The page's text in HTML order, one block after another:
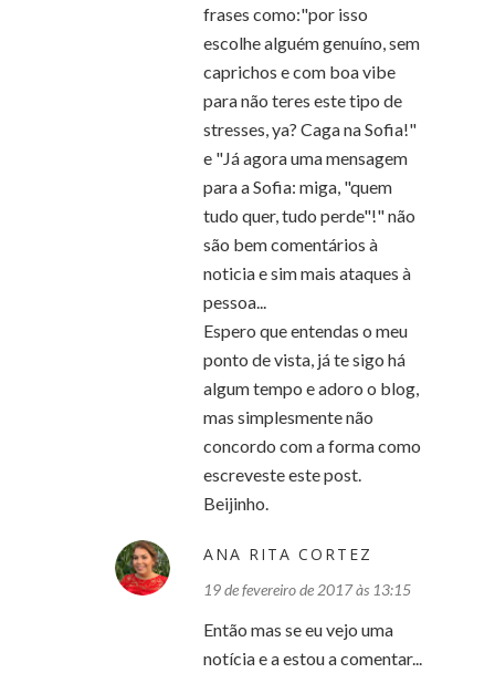
frases como:"por isso
escolhe alguém genuíno, sem
caprichos e com boa vibe
para não teres este tipo de
stresses, ya? Caga na Sofia!"
e "Já agora uma mensagem
para a Sofia: miga, "quem
tudo quer, tudo perde"!" não
são bem comentários à
noticia e sim mais ataques à
pessoa...
Espero que entendas o meu
ponto de vista, já te sigo há
algum tempo e adoro o blog,
mas simplesmente não
concordo com a forma como
escreveste este post.
Beijinho.
ANA RITA CORTEZ
19 de fevereiro de 2017 às 13:15
Então mas se eu vejo uma
notícia e a estou a comentar...